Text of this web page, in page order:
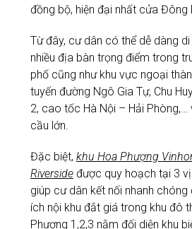
đồng bộ, hiện đại nhất cửa Đông
Từ đây, cư dân có thể dễ dàng di
nhiều địa bàn trọng điểm trong
phố cũng như khu vực ngoại
tuyến đường Ngô Gia Tự, Chu
2, cao tốc Hà Nội – Hải
cầu lớn.
Đặc biệt, khu Hoa Phượng
Riverside được quy hoạch tại 3
giúp cư dân kết nối nhanh chóng
ích nội khu đắt giá trong khu đô
Phượng 1,2,3 nằm đối diện khu